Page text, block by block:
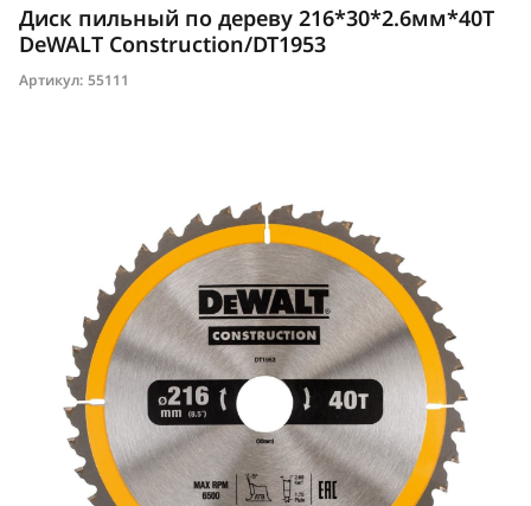
Диск пильный по дереву 216*30*2.6мм*40Т
DeWALT Construction/DT1953
Артикул: 55111